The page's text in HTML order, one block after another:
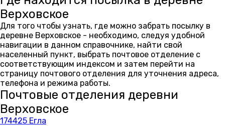
Верховское
Для того чтобы узнать, где можно забрать посылку в
деревне Верховское - необходимо, следуя удобной
навигации в данном справочнике, найти свой
населенный пункт, выбрать почтовое отделение с
соответствующим индексом и затем перейти на
страницу почтового отделения для уточнения адреса,
телефона и режима работы.
Почтовые отделения деревни
Верховское
174425 Егла